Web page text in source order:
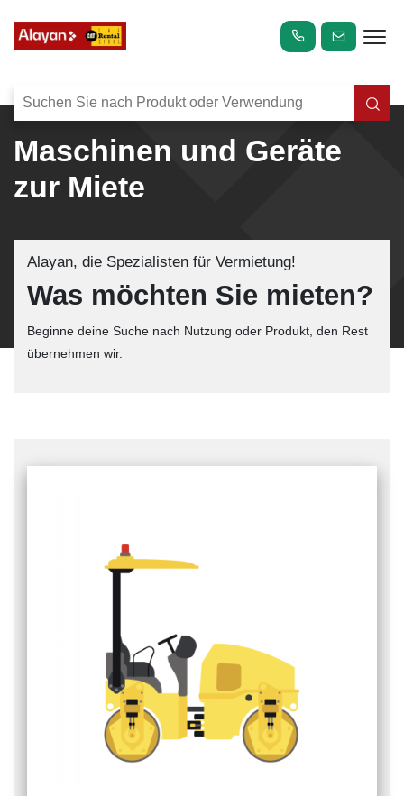
Maschinen und Geräte
zur Miete
Alayan, die Spezialisten für Vermietung!
Was möchten Sie mieten?
Beginne deine Suche nach Nutzung oder Produkt, den Rest
übernehmen wir.